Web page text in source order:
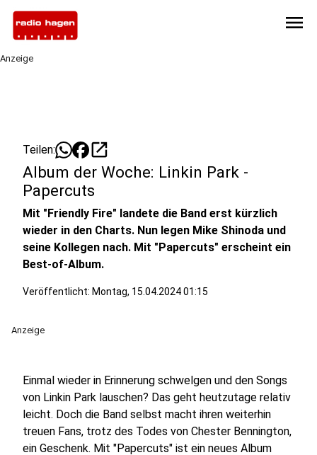
menu
Anzeige
Teilen: open_in_new
Album der Woche: Linkin Park -
Papercuts
Mit "Friendly Fire" landete die Band erst kürzlich
wieder in den Charts. Nun legen Mike Shinoda und
seine Kollegen nach. Mit "Papercuts" erscheint ein
Best-of-Album.
Veröffentlicht: Montag, 15.04.2024 01:15
Anzeige
Einmal wieder in Erinnerung schwelgen und den Songs
von Linkin Park lauschen? Das geht heutzutage relativ
leicht. Doch die Band selbst macht ihren weiterhin
treuen Fans, trotz des Todes von Chester Bennington,
ein Geschenk. Mit "Papercuts" ist ein neues Album